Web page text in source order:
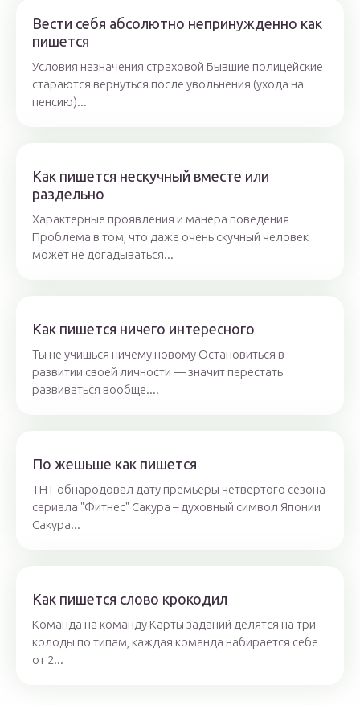
Вести себя абсолютно непринужденно как
пишется
Условия назначения страховой Бывшие полицейские
стараются вернуться после увольнения (ухода на
пенсию)...
Как пишется нескучный вместе или
раздельно
Характерные проявления и манера поведения
Проблема в том, что даже очень скучный человек
может не догадываться...
Как пишется ничего интересного
Ты не учишься ничему новому Остановиться в
развитии своей личности — значит перестать
развиваться вообще....
По жешьше как пишется
ТНТ обнародовал дату премьеры четвертого сезона
сериала "Фитнес" Сакура – духовный символ Японии
Сакура...
Как пишется слово крокодил
Команда на команду Карты заданий делятся на три
колоды по типам, каждая команда набирается себе
от 2...